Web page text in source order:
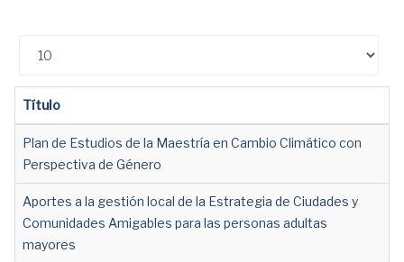
Título
Plan de Estudios de la Maestría en Cambio Climático con
Perspectiva de Género
Aportes a la gestión local de la Estrategia de Ciudades y
Comunidades Amigables para las personas adultas
mayores